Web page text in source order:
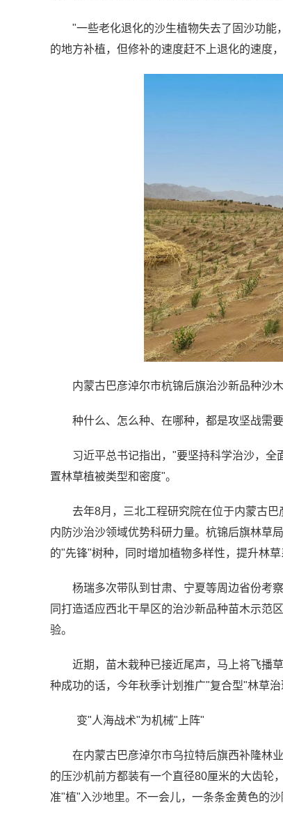
"一些老化退化的沙生植物失去了固沙功
的地方补植，但修补的速度赶不上退化的速度
内蒙古巴彦淖尔市杭锦后旗治沙新品种沙
种什么、怎么种、在哪种，都是攻坚战需
习近平总书记指出，"要坚持科学治沙，
置林草植被类型和密度"。
去年8月，三北工程研究院在位于内蒙古
内防沙治沙领域优势科研力量。杭锦后旗林草
的"先锋"树种，同时增加植物多样性，提升林草
杨瑞多次带队到甘肃、宁夏等周边省份考
同打造适应西北干旱区的治沙新品种苗木示
验。
近期，苗木栽种已接近尾声，马上将飞播
种成功的话，今年秋季计划推广"复合型"林草
变"人海战术"为机械"上阵"
在内蒙古巴彦淖尔市乌拉特后旗西补隆
的压沙机前方都装有一个直径80厘米的大齿轮
准"植"入沙地里。不一会儿，一条条金黄色的